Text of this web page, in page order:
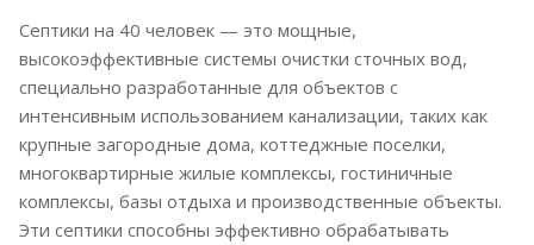
50...150
Количество камер
4
875
трубы, мм
725
Число насосов
1
Септики на 40 человек — это мощные,
высокоэффективные системы очистки сточных вод,
специально разработанные для объектов с
интенсивным использованием канализации, таких как
крупные загородные дома, коттеджные поселки,
многоквартирные жилые комплексы, гостиничные
комплексы, базы отдыха и производственные объекты.
Эти септики способны эффективно обрабатывать